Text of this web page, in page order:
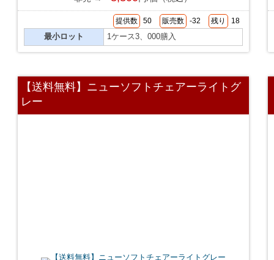
提供数 50 販売数 -32 残り 18
最小ロット 1ケース3、000膳入
【送料無料】ニューソフトチェアーライトグ
レー